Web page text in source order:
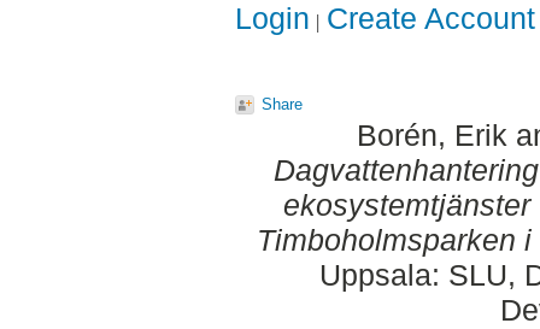
Login Create Account
Share
Borén, Erik
Timboholmsparken
Uppsala: SLU,